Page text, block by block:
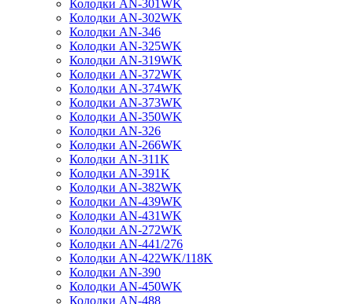
Колодки AN-301WK
Колодки AN-302WK
Колодки AN-346
Колодки AN-325WK
Колодки AN-319WK
Колодки AN-372WK
Колодки AN-374WK
Колодки AN-373WK
Колодки AN-350WK
Колодки AN-326
Колодки AN-266WK
Колодки AN-311K
Колодки AN-391K
Колодки AN-382WK
Колодки AN-439WK
Колодки AN-431WK
Колодки AN-272WK
Колодки AN-441/276
Колодки AN-422WK/118K
Колодки AN-390
Колодки AN-450WK
Колодки AN-488